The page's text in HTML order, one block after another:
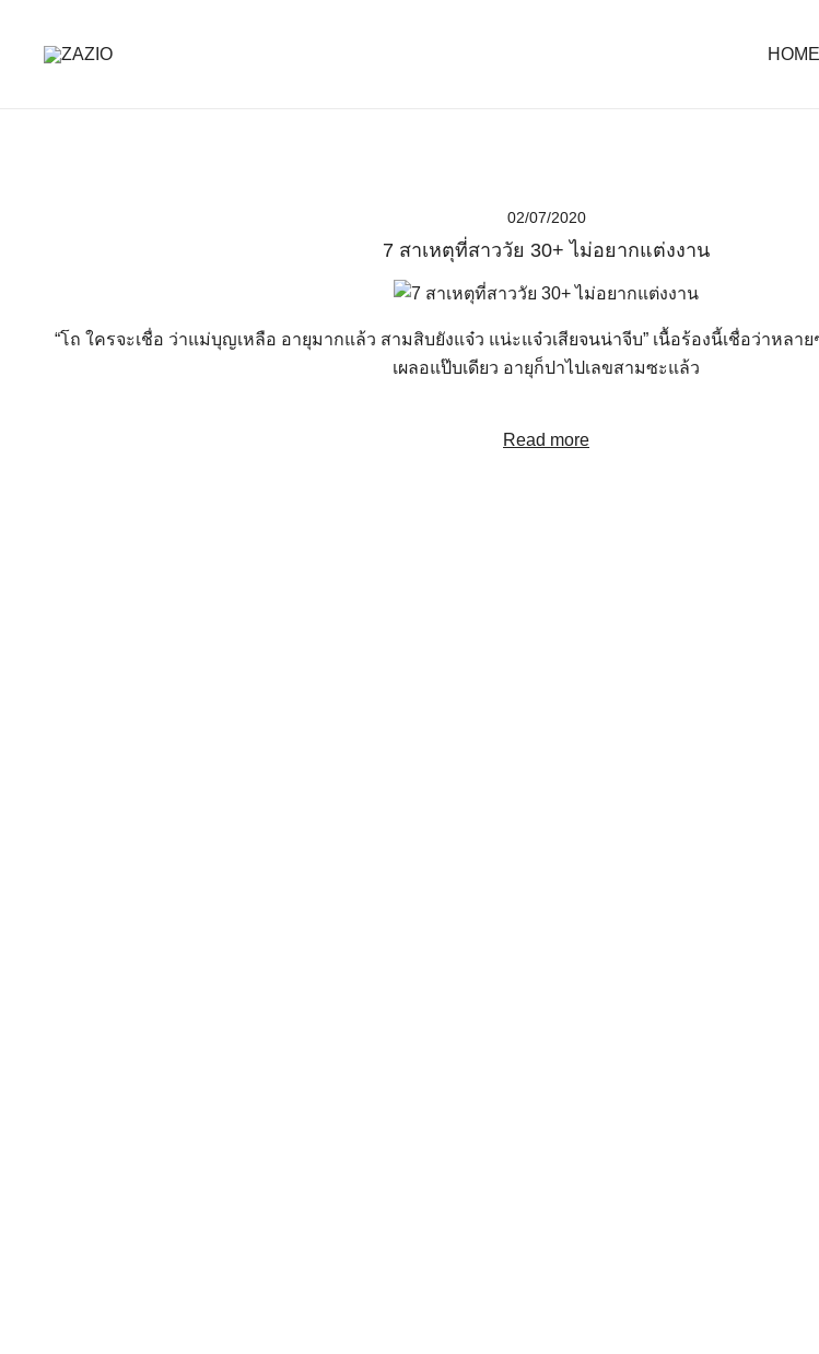
content
HOME
02/07/2020
7 สาเหตุที่สาววัย 30+ ไม่อยากแต่งงาน
“โถ ใครจะเชื่อ ว่าแม่บุญเหลือ อายุมากแล้ว สามสิบยังแจ๋ว แน่ะแจ๋วเสียจนน่าจีบ” เนื้อร้องนี้เชื่อว่าหลา
เผลอแป๊บเดียว อายุก็ปาไปเลขสามซะแล้ว
Read more